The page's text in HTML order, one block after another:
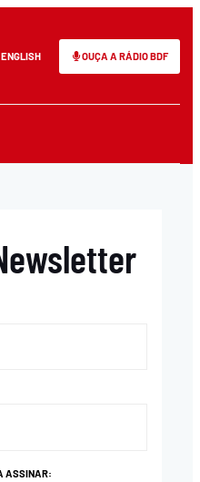
ENGLISH OUÇA A RÁDIO BDF
ASSINAR: